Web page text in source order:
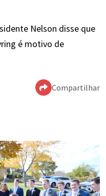
Nelson disse que
é motivo de
Compartilhar